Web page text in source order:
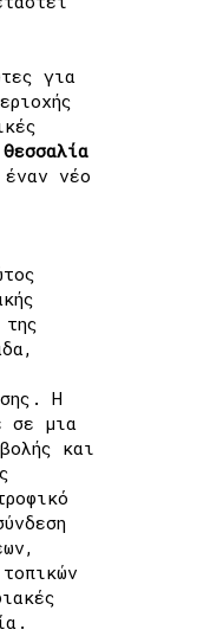
για
Θεσσαλία
νέο
Η
σε μια
και